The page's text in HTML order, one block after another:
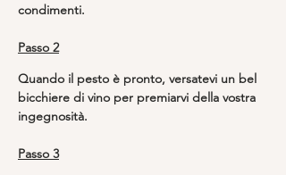
condimenti.
Passo 2
Quando il pesto è pronto, versatevi un bel
bicchiere di vino per premiarvi della vostra
ingegnosità.
Passo 3